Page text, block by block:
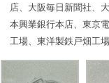
店、大阪毎日新聞社、
本興業銀行本店、東京
工場、東洋製鉄戸畑工